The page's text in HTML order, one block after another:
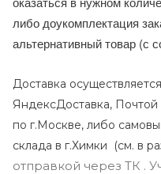
либо доукомплектация
альтернативный товар (с
Доставка
ЯндексДоставка,
по г.Москве, либо
склада в г.Химки (см. в
отправкой через ТК .